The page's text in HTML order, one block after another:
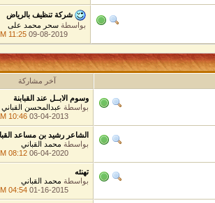
شركة تنظيف بالرياض
بواسطةسحر محمد على
09-08-2019
11:25 PM
آخر مشاركة
وسوم الابــل عند القبابنة
بواسطةعبدالمحسن القباني
03-04-2013
10:46 AM
الشاعر رشيد بن مساعد القباني...
بواسطةمحمد القباني
06-04-2020
08:12 PM
تهنئه
بواسطةمحمد القباني
01-16-2015
04:54 PM